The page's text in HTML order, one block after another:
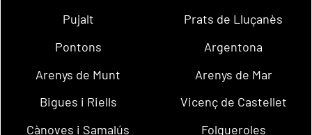
Pujalt
Prats de Lluçanès
Pontons
Argentona
Arenys de Munt
Arenys de Mar
Bigues i Riells
Vicenç de Castellet
Cànoves i Samalús
Folgueroles